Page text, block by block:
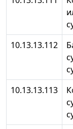
10.13.13.112
10.13.13.113